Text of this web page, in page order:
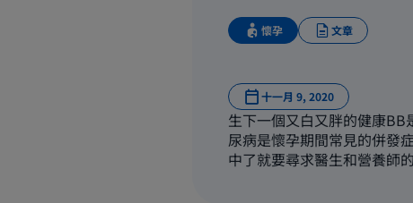
懷孕 文章
十一月 9, 2020
生下一個又白又胖的健康
尿病是懷孕期間常見的併發
中了就要尋求醫生和營養師